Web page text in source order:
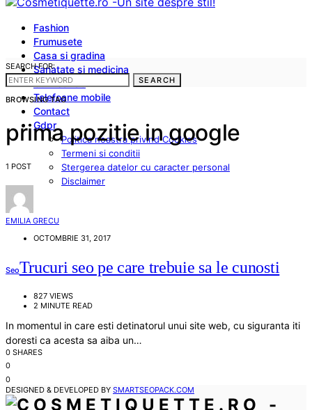
Fashion
Frumusete
Casa si gradina
Sanatate si medicina
Cum sa fac
Telefoane mobile
Contact
Gdpr
Politica noastra privind Cookies
Termeni si conditii
Stergerea datelor cu caracter personal
Disclaimer
SEARCH FOR:
SEARCH
BROWSING TAG
prima pozitie in google
1 POST
EMILIA GRECU
OCTOMBRIE 31, 2017
SeoTrucuri seo pe care trebuie sa le cunosti
827 VIEWS
2 MINUTE READ
In momentul in care esti detinatorul unui site web, cu siguranta iti
doresti ca acesta sa aiba un…
0 SHARES
0
0
DESIGNED & DEVELOPED BY SMARTSEOPACK.COM